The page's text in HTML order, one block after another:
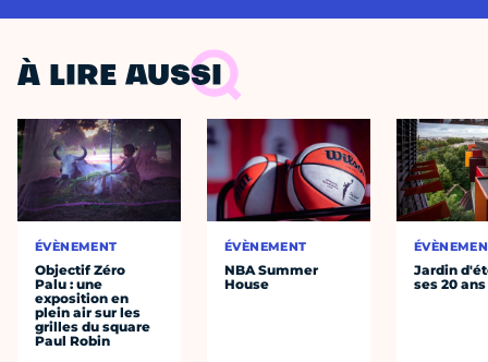
À LIRE AUSSI
ÉVÈNEMENT
Objectif Zéro
Palu : une
exposition en
plein air sur les
grilles du square
Paul Robin
ÉVÈNEMENT
NBA Summer
House
Jardin
ses 20 ans